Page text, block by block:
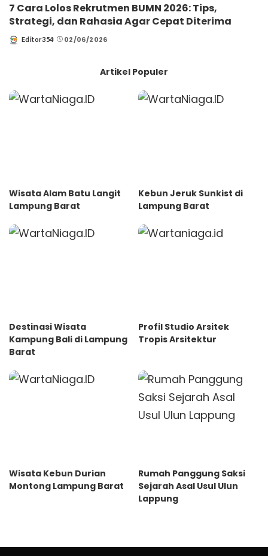
7 Cara Lolos Rekrutmen BUMN 2026: Tips,
Strategi, dan Rahasia Agar Cepat Diterima
Posted
Editor354 02/06/2026
Artikel Populer
Wisata Alam Batu Langit
Lampung Barat
Kebun Jeruk Sunkist di
Lampung Barat
Destinasi Wisata
Kampung Bali di Lampung
Barat
Profil Studio Arsitek
Tropis Arsitektur
Wisata Kebun Durian
Montong Lampung Barat
Rumah Panggung Saksi
Sejarah Asal Usul Ulun
Lappung